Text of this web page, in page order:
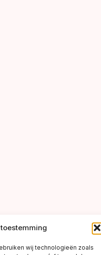
wij technologieën zoals